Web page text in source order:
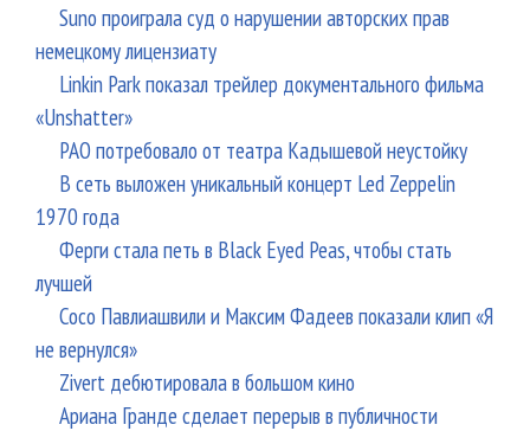
Suno проиграла суд о нарушении авторских прав
немецкому лицензиату
Linkin Park показал трейлер документального фильма
«Unshatter»
РАО потребовало от театра Кадышевой неустойку
В сеть выложен уникальный концерт Led Zeppelin
1970 года
Ферги стала петь в Black Eyed Peas, чтобы стать
лучшей
Сосо Павлиашвили и Максим Фадеев показали клип «Я
не вернулся»
Zivert дебютировала в большом кино
Ариана Гранде сделает перерыв в публичности